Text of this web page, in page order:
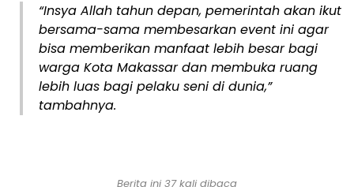
“Insya Allah tahun depan, pemerintah akan ikut
bersama-sama membesarkan event ini agar
bisa memberikan manfaat lebih besar bagi
warga Kota Makassar dan membuka ruang
lebih luas bagi pelaku seni di dunia,”
tambahnya.
Berita ini 37 kali dibaca